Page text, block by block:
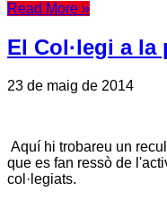
Read More »
El Col·legi a la
23 de maig de 2014
Aquí hi trobareu un
que es fan ressò de
col·legiats.